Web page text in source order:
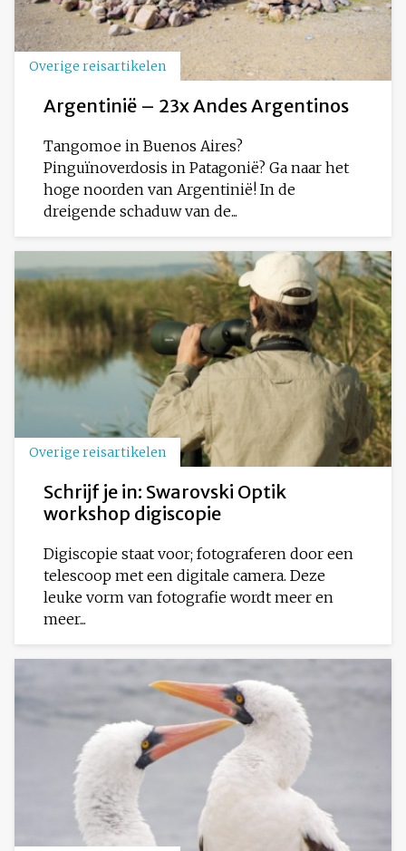
Overige reisartikelen
Argentinië – 23x Andes Argentinos
Tangomoe in Buenos Aires?
Pinguïnoverdosis in Patagonië? Ga naar het
hoge noorden van Argentinië! In de
dreigende schaduw van de...
Overige reisartikelen
Schrijf je in: Swarovski Optik
workshop digiscopie
Digiscopie staat voor; fotograferen door een
telescoop met een digitale camera. Deze
leuke vorm van fotografie wordt meer en
meer...